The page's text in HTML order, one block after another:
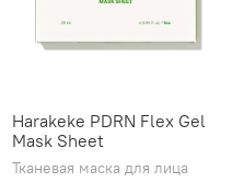
Harakeke PDRN Flex Gel
Mask Sheet
Тканевая маска для лица